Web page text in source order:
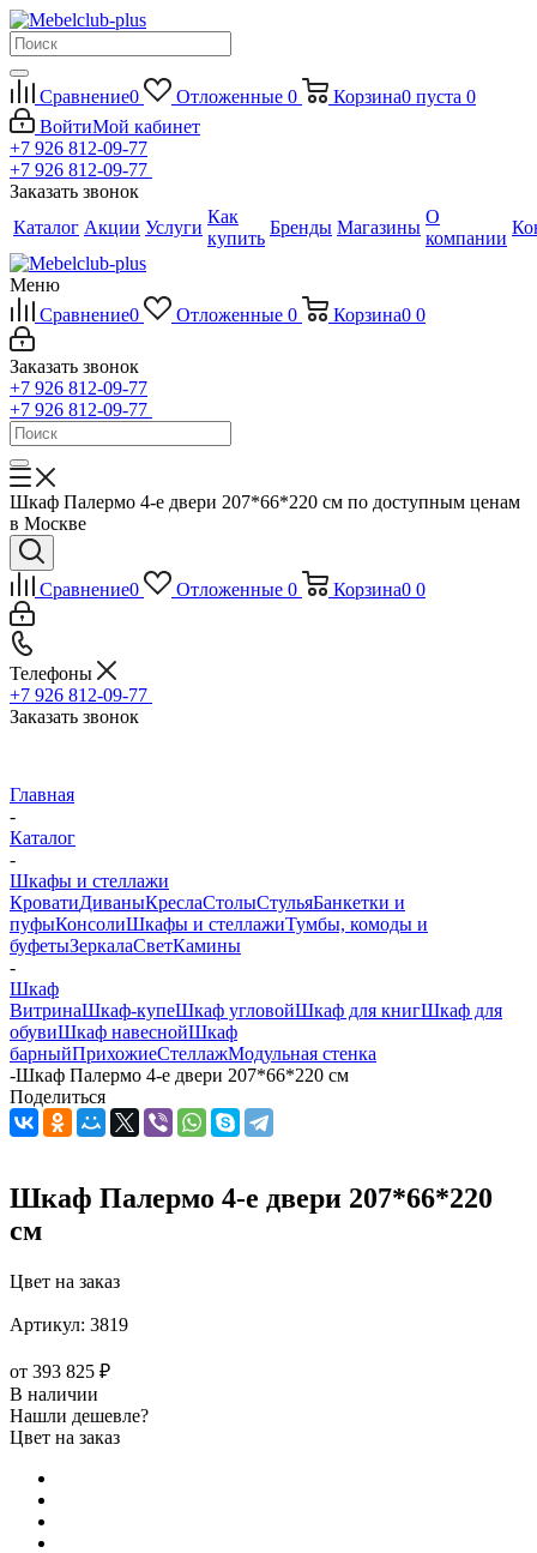
Сравнение0 Отложенные 0 Корзина0 пуста 0
ВойтиМой кабинет
+7 926 812-09-77
+7 926 812-09-77
Заказать звонок
Каталог Акции Услуги
Как
купить
Бренды Магазины
О
компании
Меню
Сравнение0 Отложенные 0 Корзина0 0
Заказать звонок
+7 926 812-09-77
+7 926 812-09-77
Шкаф Палермо 4-е двери 207*66*220 см по доступным ценам
в Москве
Сравнение0 Отложенные 0 Корзина0 0
Телефоны
+7 926 812-09-77
Заказать звонок
Главная
-
Каталог
-
Шкафы и стеллажи
КроватиДиваныКреслаСтолыСтульяБанкетки и
пуфыКонсолиШкафы и стеллажиТумбы, комоды и
буфетыЗеркалаСветКамины
-
Шкаф
ВитринаШкаф-купеШкаф угловойШкаф для книгШкаф для
обувиШкаф навеснойШкаф
барныйПрихожиеСтеллажМодульная стенка
-Шкаф Палермо 4-е двери 207*66*220 см
Поделиться
Шкаф Палермо 4-е двери 207*66*220
см
Цвет на заказ
Артикул: 3819
от 393 825 ₽
В наличии
Нашли дешевле?
Цвет на заказ